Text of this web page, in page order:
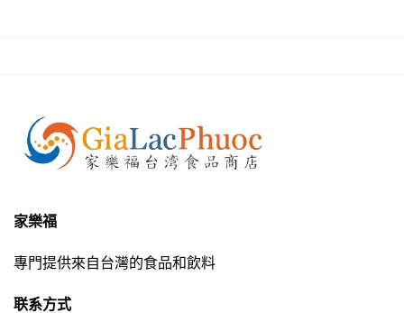
家樂福
專門提供來自台灣的食品和飲料
联系方式